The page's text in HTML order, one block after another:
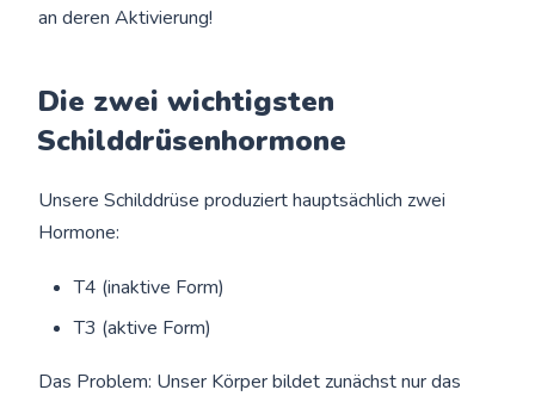
an deren Aktivierung!
Die zwei wichtigsten
Schilddrüsenhormone
Unsere Schilddrüse produziert hauptsächlich zwei
Hormone:
T4 (inaktive Form)
T3 (aktive Form)
Das Problem: Unser Körper bildet zunächst nur das